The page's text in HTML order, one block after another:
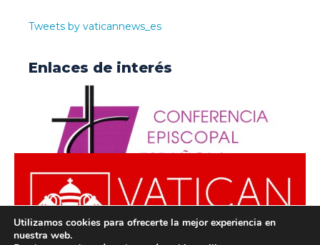
Tweets by vaticannews_es
Enlaces de interés
Utilizamos cookies para ofrecerte la mejor experiencia en
nuestra web.